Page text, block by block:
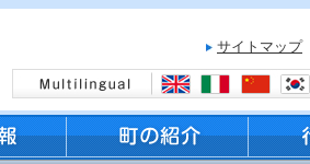
サイトマップ